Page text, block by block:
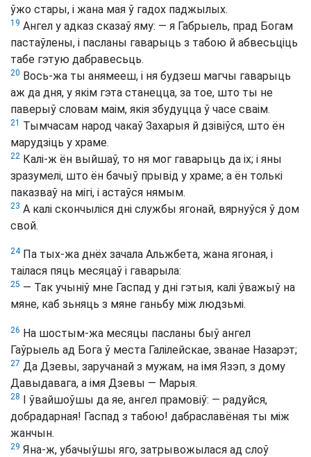
ўжо стары, і жана мая ў гадох паджылых.
19 Ангел у адказ сказаў яму: — я Габрыель, прад Богам
пастаўлены, і пасланы гаварыць з табою й абвесьціць
табе гэтую дабравесьць.
20 Вось-жа ты анямееш, і ня будзеш магчы гаварыць
аж да дня, у якім гэта станецца, за тое, што ты не
паверыў словам маім, якія збудуцца ў часе сваім.
21 Тымчасам народ чакаў Захарыя й дзівіўся, што ён
марудзіць у храме.
22 Калі-ж ён выйшаў, то ня мог гаварыць да іх; і яны
зразумелі, што ён бачыў прывід у храме; а ён толькі
паказваў на мігі, і астаўся нямым.
23 А калі скончыліся дні службы ягонай, вярнуўся ў дом
свой.
24Па тых-жа днёх зачала Альжбета, жана ягоная, і
таілася пяць месяцаў і гаварыла:
25 — Так учыніў мне Гаспад у дні гэтыя, калі ўважыў на
мяне, каб зьняць з мяне ганьбу між людзьмі.
26 На шостым-жа месяцы пасланы быў ангел
Гаўрыель ад Бога ў места Галілейскае, званае Назарэт;
27 Да Дзевы, заручанай з мужам, на імя Язэп, з дому
Давыдавага, а імя Дзевы — Марыя.
28 І ўвайшоўшы да яе, ангел прамовіў: — радуйся,
добрадарная! Гаспад з табою! дабраславёная ты між
жанчын.
29 Яна-ж, убачыўшы яго, затрывожылася ад слоў